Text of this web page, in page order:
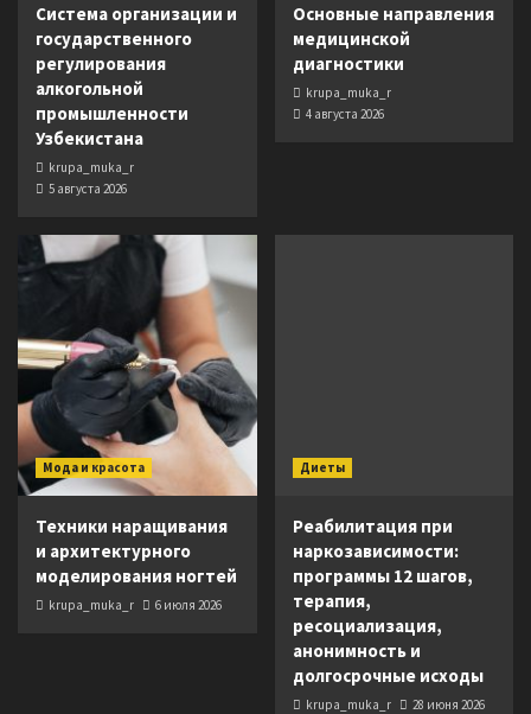
Система организации и
государственного
регулирования
алкогольной
промышленности
Узбекистана
krupa_muka_r
5 августа 2026
Основные направления
медицинской
диагностики
krupa_muka_r
4 августа 2026
Мода и красота
Техники наращивания
и архитектурного
моделирования ногтей
krupa_muka_r 6 июля 2026
Диеты
Реабилитация при
наркозависимости:
программы 12 шагов,
терапия,
ресоциализация,
анонимность и
долгосрочные исходы
krupa_muka_r 28 июня 2026